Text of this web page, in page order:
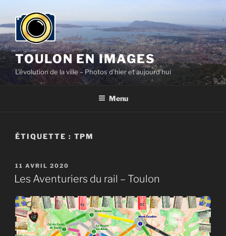
contenu
principal
TOULON EN IMAGES
L'évolution de la ville – Photos d'hier et aujourd'hui
Menu
ÉTIQUETTE : TPM
PUBLIÉ
LE
11 AVRIL 2020
Les Aventuriers du rail – Toulon